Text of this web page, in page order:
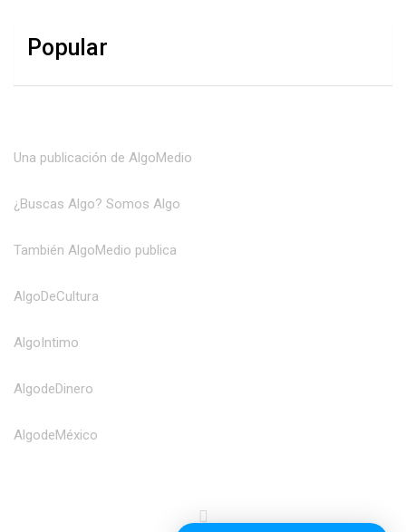
Popular
Una publicación de AlgoMedio
¿Buscas Algo? Somos Algo
También AlgoMedio publica
AlgoDeCultura
AlgoIntimo
AlgodeDinero
AlgodeMéxico